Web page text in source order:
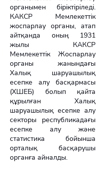
органымен біріктіріледі.
КАКСР Мемлекеттік
жоспарлау органы, атап
айтқанда оның 1931
жылы КАКСР
Мемлекеттік Жоспарлау
органы жанындағы
Халық шаруашылық
есепке алу басқармасы
(ХШЕБ) болып қайта
құрылған Халық
шаруашылық есепке алу
секторы республикадағы
есепке алу және
статистика бойынша
орталық басқарушы
органға айналды.